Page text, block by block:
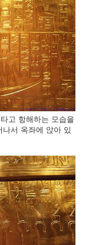
고 항해하는 모습을
서 옥좌에 앉아 있